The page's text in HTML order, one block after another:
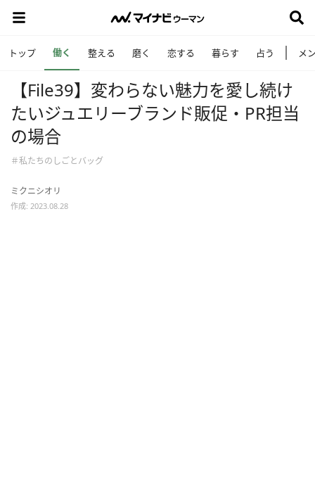
トップ 働く 整える 磨く 恋する 暮らす 占う メ
【File39】変わらない魅力を愛し続け
たいジュエリーブランド販促・PR担当
の場合
＃私たちのしごとバッグ
ミクニシオリ
作成: 2023.08.28